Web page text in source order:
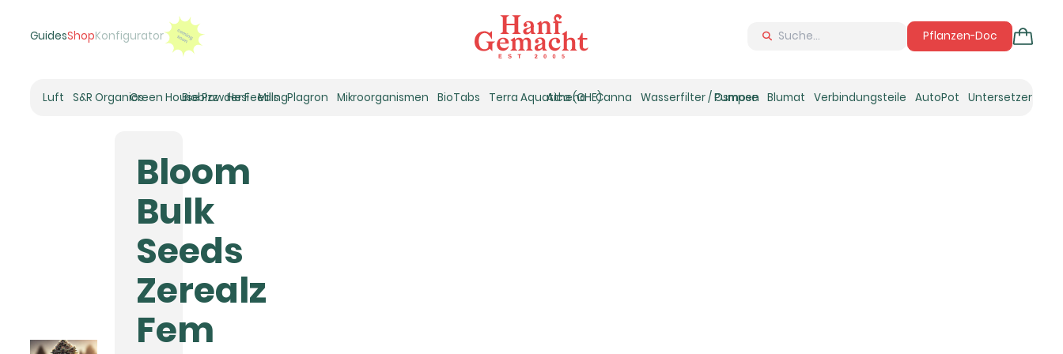
GuidesShopKonfigurator Pflanzen-Doc
Luft
Umluft-Ventilatoren
Rohrventilatoren
Luftentfeuchter
S&R OrganicsGreen House Powder Feeding
Biobizz Hesi Mills Plagron Mikroorganismen BioTabs Terra Aquatica (GHE)
Athena Canna Wasserfilter / Osmose
Pumpen Blumat Verbindungsteile AutoPot Untersetzer
Bloom
Bulk
Seeds
Zerealz
Fem